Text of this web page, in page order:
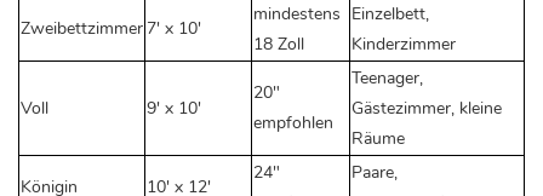
Zweibettzimmer 7' x 10'
mindestens
18 Zoll
Einzelbett,
Kinderzimmer
Voll 9' x 10'
20"
empfohlen
Teenager,
Gästezimmer, kleine
Räume
Königin 10' x 12'
24"
Paare,